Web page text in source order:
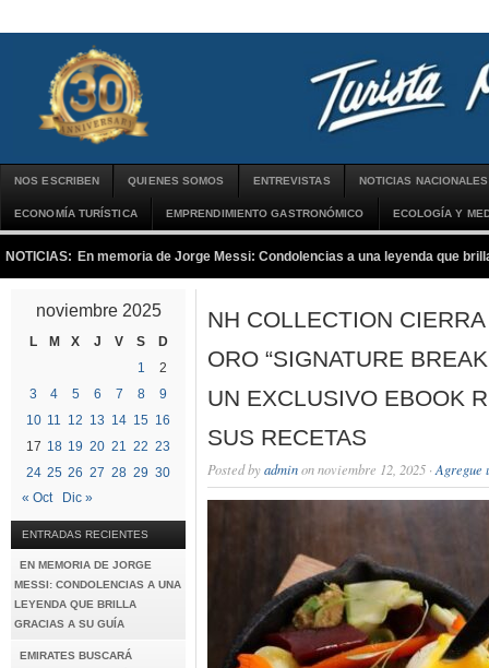
NOS ESCRIBEN QUIENES SOMOS ENTREVISTAS NOTICIAS NACIONALES
ECONOMÍA TURÍSTICA EMPRENDIMIENTO GASTRONÓMICO ECOLOGÍA Y
NOTICIAS: En memoria de Jorge Messi: Condolencias a una leyenda que
noviembre 2025
L M X J V S
D
1
2
3
4 5 6 7 8
9
10 11 12 13 14 15 16
17 18 19 20 21 22 23
24 25 26 27 28 29 30
« Oct
Dic »
ENTRADAS RECIENTES
EN MEMORIA DE JORGE
MESSI: CONDOLENCIAS A UNA
LEYENDA QUE BRILLA
GRACIAS A SU GUÍA
EMIRATES BUSCARÁ
NH COLLECTION
ORO “SIGNATURE
UN EXCLUSIVO EBOOK
SUS RECETAS
Posted byadminon noviembre 12, 2025 · Agregue